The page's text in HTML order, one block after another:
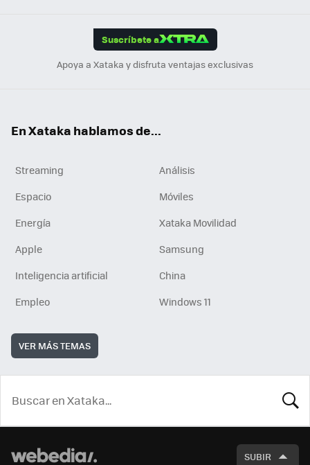
Suscríbete a
Apoya a Xataka y disfruta ventajas exclusivas
En Xataka hablamos de...
Streaming
Análisis
Espacio
Móviles
Energía
Xataka Movilidad
Apple
Samsung
Inteligencia artificial
China
Empleo
Windows 11
VER MÁS TEMAS
SUBIR